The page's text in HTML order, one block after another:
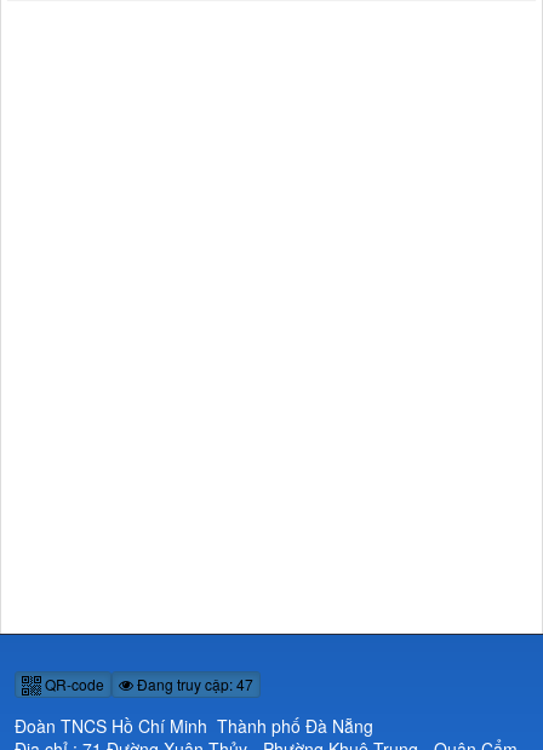
QR-code Đang truy cập: 47
Đoàn TNCS Hồ Chí Minh Thành phố Đà Nẵng